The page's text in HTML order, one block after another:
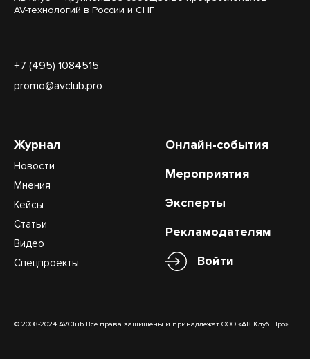
AV-технологий в России и СНГ
+7 (495) 1084515
promo@avclub.pro
Журнал
Новости
Мнения
Кейсы
Статьи
Видео
Спецпроекты
Онлайн-события
Мероприятия
Эксперты
Рекламодателям
Войти
© 2008-2024 AVClub Все права защищены и принадлежат ООО «АВ Клуб Про»